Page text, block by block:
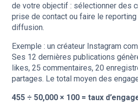
de votre objectif : sélectionner des
prise de contact ou faire le
diffusion.
Exemple : un créateur Instagram
Ses 12 dernières publications
likes, 25 commentaires, 20
partages. Le total moyen des
455 ÷ 50,000 × 100 = taux